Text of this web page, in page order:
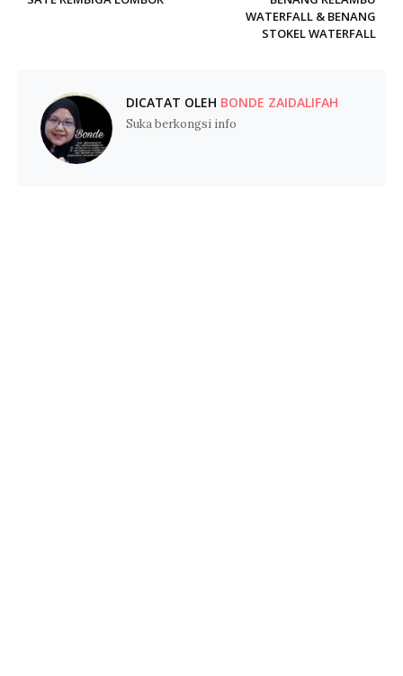
WATERFALL & BENANG
STOKEL WATERFALL
DICATAT OLEH BONDE ZAIDALIFAH
Suka berkongsi info